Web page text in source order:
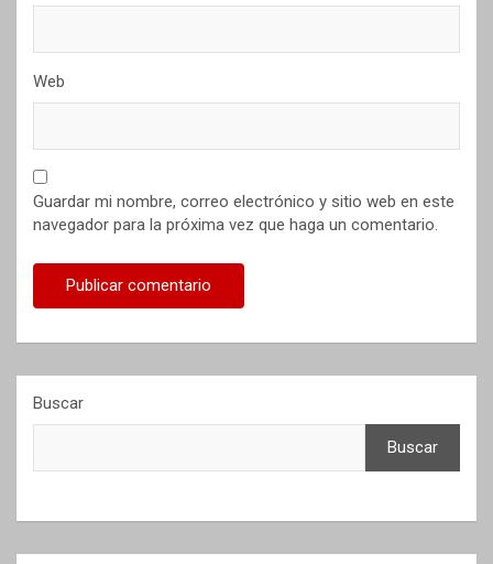
Web
Guardar mi nombre, correo electrónico y sitio web en este
navegador para la próxima vez que haga un comentario.
Buscar
Buscar